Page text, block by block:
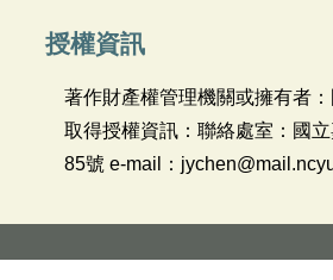
授權資訊
著作財產權管理機關或擁有者
取得授權資訊：聯絡處室：國
85號 e-mail：